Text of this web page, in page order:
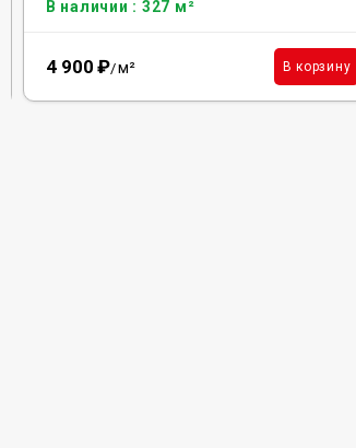
В наличии : 327 м²
4 900 ₽/м² В корзину